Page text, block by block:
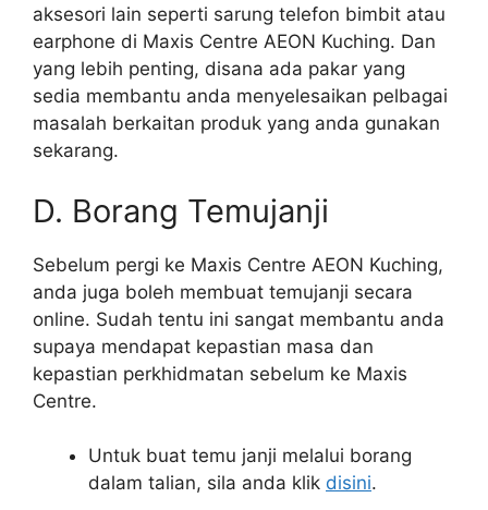
aksesori lain seperti sarung telefon bimbit atau
earphone di Maxis Centre AEON Kuching. Dan
yang lebih penting, disana ada pakar yang
sedia membantu anda menyelesaikan pelbagai
masalah berkaitan produk yang anda gunakan
sekarang.
D. Borang Temujanji
Sebelum pergi ke Maxis Centre AEON Kuching,
anda juga boleh membuat temujanji secara
online. Sudah tentu ini sangat membantu anda
supaya mendapat kepastian masa dan
kepastian perkhidmatan sebelum ke Maxis
Centre.
Untuk buat temu janji melalui borang
dalam talian, sila anda klik disini.